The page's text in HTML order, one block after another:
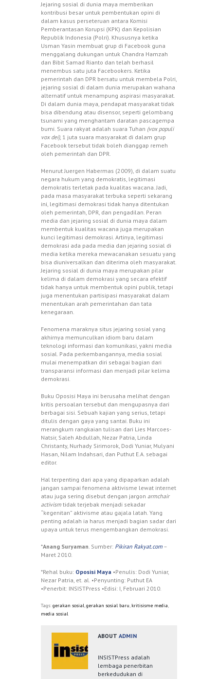
Jejaring sosial di dunia maya memberikan
kontribusi besar untuk pembentukan opini di
dalam kasus perseteruan antara Komisi
Pemberantasan Korupsi (KPK) dan Kepolisian
Republik Indonesia (Polri). Khususnya ketika
Usman Yasin membuat grup di Facebook guna
menggalang dukungan untuk Chandra Hamzah
dan Bibit Samad Rianto dan telah berhasil
menembus satu juta Facebookers. Ketika
pemerintah dan DPR bersatu untuk membela Polri,
jejaring sosial di dalam dunia merupakan wahana
alternatif untuk menampung aspirasi masyarakat.
Di dalam dunia maya, pendapat masyarakat tidak
bisa dibendung atau disensor, seperti gelombang
tsunami yang menghantam daratan pascagempa
bumi. Suara rakyat adalah suara Tuhan (vox populi
vox dei), 1 juta suara masyarakat di dalam grup
Facebook tersebut tidak boleh dianggap remeh
oleh pemerintah dan DPR.
Menurut Juergen Habermas (2009), di dalam suatu
negara hukum yang demokratis, legitimasi
demokratis terletak pada kualitas wacana. Jadi,
pada masa masyarakat terbuka seperti sekarang
ini, legitimasi demokrasi tidak hanya ditentukan
oleh pemerintah, DPR, dan pengadilan. Peran
media dan jejaring sosial di dunia maya dalam
membentuk kualitas wacana juga merupakan
kunci legitimasi demokrasi. Artinya, legitimasi
demokrasi ada pada media dan jejaring sosial di
media ketika mereka mewacanakan sesuatu yang
bisa diuniversalkan dan diterima oleh masyarakat.
Jejaring sosial di dunia maya merupakan pilar
kelima di dalam demokrasi yang secara efektif
tidak hanya untuk membentuk opini publik, tetapi
juga menentukan partisipasi masyarakat dalam
menentukan arah pemerintahan dan tata
kenegaraan.
Fenomena maraknya situs jejaring sosial yang
akhirnya memunculkan idiom baru dalam
teknologi informasi dan komunikasi, yakni media
sosial. Pada perkembangannya, media sosial
mulai menempatkan diri sebagai bagian dari
transparansi informasi dan menjadi pilar kelima
demokrasi.
Buku Oposisi Maya ini berusaha melihat dengan
kritis persoalan tersebut dan mengupasnya dari
berbagai sisi. Sebuah kajian yang serius, tetapi
ditulis dengan gaya yang santai. Buku ini
merangkum rangkaian tulisan dari Lies Marcoes-
Natsir, Saleh Abdullah, Nezar Patria, Linda
Christanty, Nurhady Sirimorok, Dodi Yuniar, Mulyani
Hasan, Nilam Indahsari, dan Puthut E.A. sebagai
editor.
Hal terpenting dari apa yang dipaparkan adalah
jangan sampai fenomena aktivisme lewat internet
atau juga sering disebut dengan jargon armchair
activism tidak terjebak menjadi sekadar
“kegenitan” aktivisme atau gajala latah. Yang
penting adalah ia harus menjadi bagian sadar dari
upaya untuk terus mengembangkan demokrasi.
*Anang Suryaman. Sumber: Pikiran Rakyat.com –
Maret 2010.
*Rehal buku: Oposisi Maya •Penulis: Dodi Yuniar,
Nezar Patria, et. al. •Penyunting: Puthut EA
•Penerbit: INSISTPress •Edisi: I, Februari 2010.
Tags: gerakan sosial,gerakan sosial baru, kritisisme media
media sosial
ABOUTADMIN
INSISTPress adalah
lembaga penerbitan
berkedudukan di